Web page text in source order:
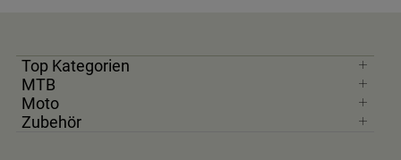
Top Kategorien
MTB
Moto
Zubehör